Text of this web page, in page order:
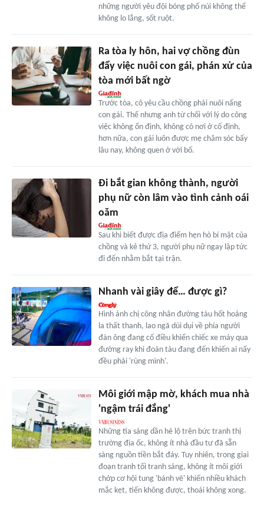
những người yêu đội bóng phố núi không thể
không lo lắng, sốt ruột.
Ra tòa ly hôn, hai vợ chồng đùn
đẩy việc nuôi con gái, phán xử của
tòa mới bất ngờ
Trước tòa, cô yêu cầu chồng phải nuôi nấng
con gái. Thế nhưng anh từ chối với lý do công
việc không ổn định, không có nơi ở cố định,
hơn nữa, con gái luôn được mẹ chăm sóc bấy
lâu nay, không quen ở với bố.
Đi bắt gian không thành, người
phụ nữ còn lâm vào tình cảnh oái
oăm
Sau khi biết được địa điểm hẹn hò bí mật của
chồng và kẻ thứ 3, người phụ nữ ngay lập tức
đi đến nhằm bắt tại trận.
Nhanh vài giây để… được gì?
Hình ảnh chị công nhân đường tàu hốt hoảng
la thất thanh, lao ngã dúi dụi về phía người
đàn ông đang cố điều khiển chiếc xe máy qua
đường ray khi đoàn tàu đang đến khiến ai nấy
đều phải 'rùng mình'.
Môi giới mập mờ, khách mua nhà
'ngậm trái đắng'
Những tia sáng dần hé lộ trên bức tranh thị
trường địa ốc, không ít nhà đầu tư đã sẵn
sàng nguồn tiền bắt đáy. Tuy nhiên, trong giai
đoạn tranh tối tranh sáng, không ít môi giới
chớp cơ hội tung 'bánh vẽ' khiến nhiều khách
mắc kẹt, tiến không được, thoái không xong.